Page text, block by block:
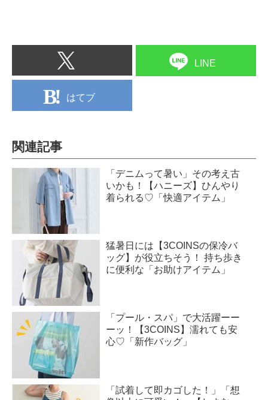
LINE
はてブ
関連記事
「デニムって暑い」その考え古
いかも！【ハニーズ】ひんやり
着られる♡「快適アイテム」
猛暑日には【3COINSの保冷バ
ッグ】が役立ちそう！ 持ち歩き
に便利な「お助けアイテム」
「プール・スパ」で大活躍ーー
ーッ！【3COINS】濡れても安
心♡「新作バッグ」
「試着して即カゴした！」「想